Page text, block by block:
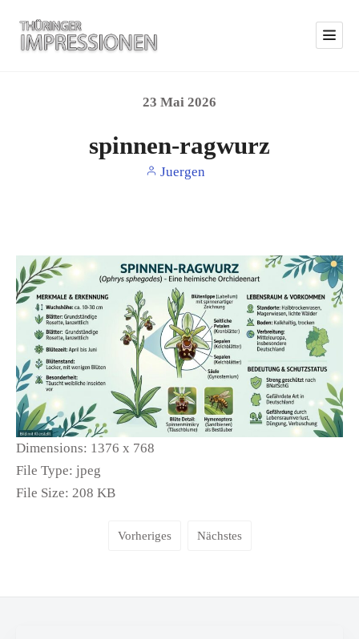
23 Mai 2026
spinnen-ragwurz
Juergen
Dimensions: 1376 x 768
File Type: jpeg
File Size: 208 KB
Vorheriges Nächstes